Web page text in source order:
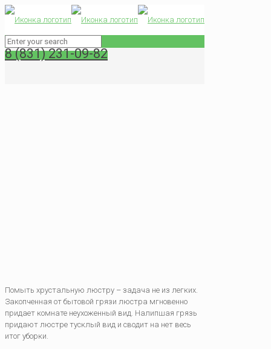
8 (831) 231-09-82
0
Помыть хрустальную люстру – задача не из легких.
Закопченная от бытовой грязи люстра мгновенно
придает комнате неухоженный вид. Налипшая грязь
придают люстре тусклый вид и сводит на нет весь
итог уборки.